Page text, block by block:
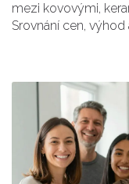
mezi kovovými,
Srovnání cen,